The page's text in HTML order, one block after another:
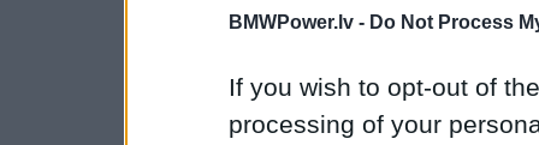
BMWPower.lv - Do Not Process
If you wish to opt-out of
processing of your